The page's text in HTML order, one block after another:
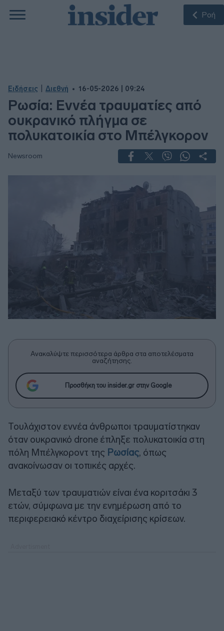
Ροή
Ειδήσεις Διεθνή 16-05-2026 | 09:24
Ρωσία: Εννέα τραυματίες από
ουκρανικό πλήγμα σε
πολυκατοικία στο Μπέλγκορον
Newsroom
Ανακαλύψτε περισσότερα άρθρα στα αποτελέσματα
αναζήτησης.
Προσθήκη του insider.gr στην Google
Τουλάχιστον εννέα άνθρωποι τραυματίστηκαν
όταν ουκρανικό drone έπληξε πολυκατοικία στη
πόλη Μπέλγκοροντ της Ρωσίας, όπως
ανακοίνωσαν οι τοπικές αρχές.
Μεταξύ των τραυματιών είναι ένα κοριτσάκι 3
ετών, σύμφωνα με την ενημέρωση από το
περιφερειακό κέντρο διαχείρισης κρίσεων.